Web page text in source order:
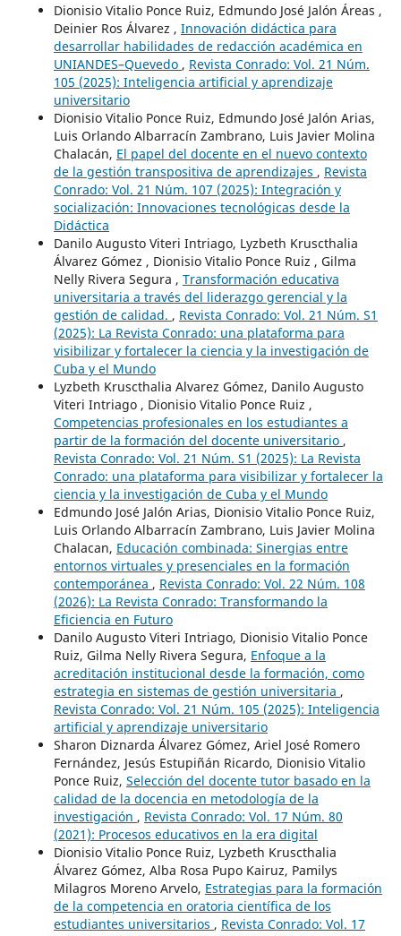
Dionisio Vitalio Ponce Ruiz, Edmundo José Jalón Áreas ,
Deinier Ros Álvarez , Innovación didáctica para
desarrollar habilidades de redacción académica en
UNIANDES–Quevedo , Revista Conrado: Vol. 21 Núm.
105 (2025): Inteligencia artificial y aprendizaje
universitario
Dionisio Vitalio Ponce Ruiz, Edmundo José Jalón Arias,
Luis Orlando Albarracín Zambrano, Luis Javier Molina
Chalacán, El papel del docente en el nuevo contexto
de la gestión transpositiva de aprendizajes , Revista
Conrado: Vol. 21 Núm. 107 (2025): Integración y
socialización: Innovaciones tecnológicas desde la
Didáctica
Danilo Augusto Viteri Intriago, Lyzbeth Kruscthalia
Álvarez Gómez , Dionisio Vitalio Ponce Ruiz , Gilma
Nelly Rivera Segura , Transformación educativa
universitaria a través del liderazgo gerencial y la
gestión de calidad. , Revista Conrado: Vol. 21 Núm. S1
(2025): La Revista Conrado: una plataforma para
visibilizar y fortalecer la ciencia y la investigación de
Cuba y el Mundo
Lyzbeth Kruscthalia Alvarez Gómez, Danilo Augusto
Viteri Intriago , Dionisio Vitalio Ponce Ruiz ,
Competencias profesionales en los estudiantes a
partir de la formación del docente universitario ,
Revista Conrado: Vol. 21 Núm. S1 (2025): La Revista
Conrado: una plataforma para visibilizar y fortalecer la
ciencia y la investigación de Cuba y el Mundo
Edmundo José Jalón Arias, Dionisio Vitalio Ponce Ruiz,
Luis Orlando Albarracín Zambrano, Luis Javier Molina
Chalacan, Educación combinada: Sinergias entre
entornos virtuales y presenciales en la formación
contemporánea , Revista Conrado: Vol. 22 Núm. 108
(2026): La Revista Conrado: Transformando la
Eficiencia en Futuro
Danilo Augusto Viteri Intriago, Dionisio Vitalio Ponce
Ruiz, Gilma Nelly Rivera Segura, Enfoque a la
acreditación institucional desde la formación, como
estrategia en sistemas de gestión universitaria ,
Revista Conrado: Vol. 21 Núm. 105 (2025): Inteligencia
artificial y aprendizaje universitario
Sharon Diznarda Álvarez Gómez, Ariel José Romero
Fernández, Jesús Estupiñán Ricardo, Dionisio Vitalio
Ponce Ruiz, Selección del docente tutor basado en la
calidad de la docencia en metodología de la
investigación , Revista Conrado: Vol. 17 Núm. 80
(2021): Procesos educativos en la era digital
Dionisio Vitalio Ponce Ruiz, Lyzbeth Kruscthalia
Álvarez Gómez, Alba Rosa Pupo Kairuz, Pamilys
Milagros Moreno Arvelo, Estrategias para la formación
de la competencia en oratoria científica de los
estudiantes universitarios , Revista Conrado: Vol. 17